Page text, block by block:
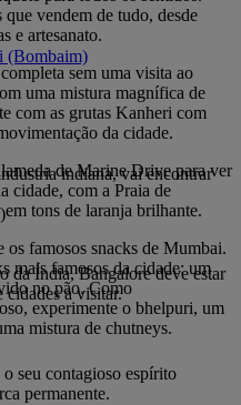
que vendem de tudo, desde
e artesanato.
sem uma visita ao
uma mistura magnífica de
com as grutas Kanheri com
da cidade.
de Marine Drive para ver
cidade, com a Praia de
tons de laranja brilhante.
os famosos snacks de Mumbai.
mais famosos da cidade: um
no pão. Como
experimente o bhelpuri, um
mistura de chutneys.
(Bombaim)
indiana, vai encontrar
da Índia, Bangalore deve estar
cidades a visitar.
seu contagioso espírito
permanente.